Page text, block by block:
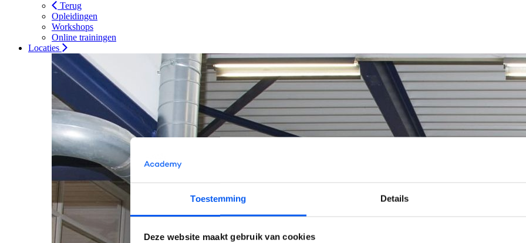
Toestemming Details
Deze website maakt gebruik van cookies
Terug
Opleidingen
Workshops
Online trainingen
Locaties